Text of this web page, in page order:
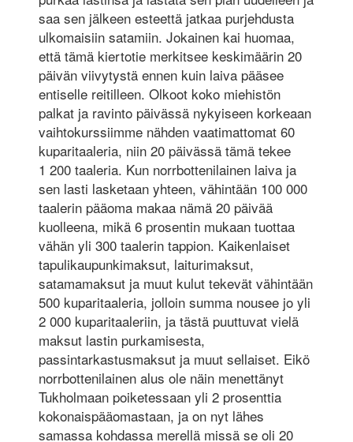
saa sen jälkeen esteettä jatkaa purjehdusta
ulkomaisiin satamiin. Jokainen kai huomaa,
että tämä kiertotie merkitsee keskimäärin 20
päivän viivytystä ennen kuin laiva pääsee
entiselle reitilleen. Olkoot koko miehistön
palkat ja ravinto päivässä nykyiseen korkeaan
vaihtokurssiimme nähden vaatimattomat 60
kuparitaaleria, niin 20 päivässä tämä tekee
1 200 taaleria. Kun norrbottenilainen laiva ja
sen lasti lasketaan yhteen, vähintään 100 000
taalerin pääoma makaa nämä 20 päivää
kuolleena, mikä 6 prosentin mukaan tuottaa
vähän yli 300 taalerin tappion. Kaikenlaiset
tapulikaupunkimaksut, laiturimaksut,
satamamaksut ja muut kulut tekevät vähintään
500 kuparitaaleria, jolloin summa nousee jo yli
2 000 kuparitaaleriin, ja tästä puuttuvat vielä
maksut lastin purkamisesta,
passintarkastusmaksut ja muut sellaiset. Eikö
norrbottenilainen alus ole näin menettänyt
Tukholmaan poiketessaan yli 2 prosenttia
kokonaispääomastaan, ja on nyt lähes
samassa kohdassa merellä missä se oli 20